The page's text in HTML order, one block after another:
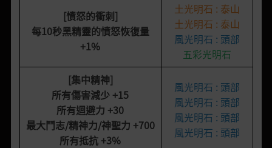
[憤怒的衝刺]
每10秒黑精靈的憤怒恢復量
+1%
土光明石 : 泰山
土光明石 : 泰山
風光明石 : 頭部
五彩光明石
[集中精神]
所有傷害減少 +15
所有迴避力 +30
最大鬥志/精神力/神聖力 +700
所有抵抗 +3%
風光明石 : 頭部
風光明石 : 頭部
風光明石 : 頭部
風光明石 : 頭部